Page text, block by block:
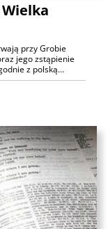
przy Grobie
jego zstąpienie
z polską…